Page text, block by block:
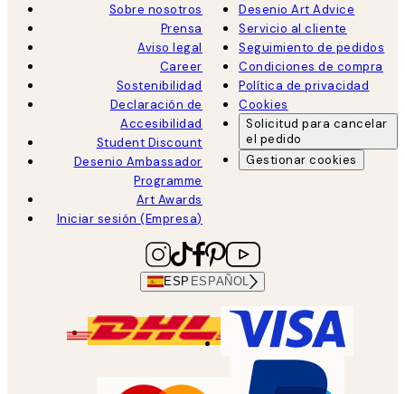
Sobre nosotros
Prensa
Aviso legal
Career
Sostenibilidad
Declaración de
Accesibilidad
Student Discount
Desenio Ambassador
Programme
Art Awards
Iniciar sesión (Empresa)
Desenio Art Advice
Servicio al cliente
Seguimiento de pedidos
Condiciones de compra
Política de privacidad
Cookies
Solicitud para cancelar
el pedido
Gestionar cookies
ESP ESPAÑOL